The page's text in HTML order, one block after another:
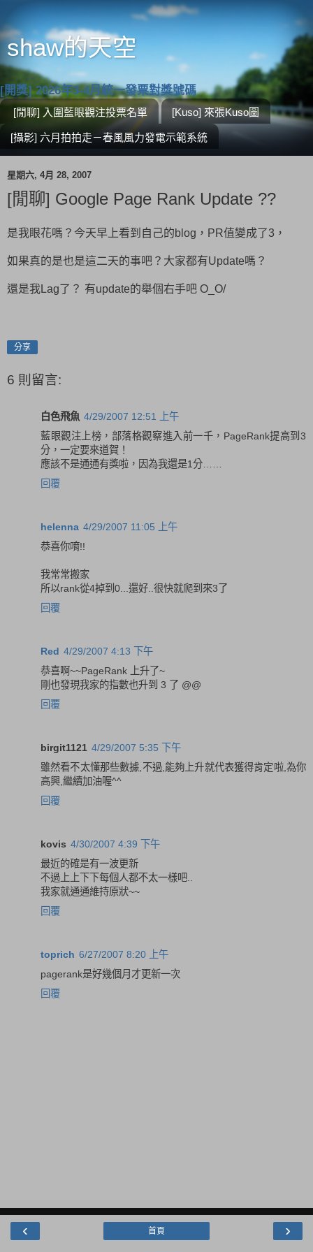
shaw的天空
[開獎] 2026年3-4月統一發票對獎號碼
[閒聊] 入圍藍眼觀注投票名單 [Kuso] 來張Kuso圖
[攝影] 六月拍拍走－春風風力發電示範系統
星期六, 4月 28, 2007
[閒聊] Google Page Rank Update ??
是我眼花嗎？今天早上看到自己的blog，PR值變成了3，
如果真的是也是這二天的事吧？大家都有Update嗎？
還是我Lag了？ 有update的舉個右手吧 O_O/
分享
6 則留言:
白色飛魚 4/29/2007 12:51 上午
藍眼觀注上榜，部落格觀察進入前一千，PageRank提高到3
分，一定要來道賀！
應該不是通通有獎啦，因為我還是1分……
回覆
helenna 4/29/2007 11:05 上午
恭喜你唷!!
我常常搬家
所以rank從4掉到0...還好..很快就爬到來3了
回覆
Red 4/29/2007 4:13 下午
恭喜啊~~PageRank 上升了~
剛也發現我家的指數也升到 3 了 @@
回覆
birgit1121 4/29/2007 5:35 下午
雖然看不太懂那些數據,不過,能夠上升就代表獲得肯定啦,為你
高興,繼續加油喔^^
回覆
kovis 4/30/2007 4:39 下午
最近的確是有一波更新
不過上上下下每個人都不太一樣吧..
我家就通通維持原狀~~
回覆
toprich 6/27/2007 8:20 上午
pagerank是好幾個月才更新一次
回覆
‹ ›
首頁